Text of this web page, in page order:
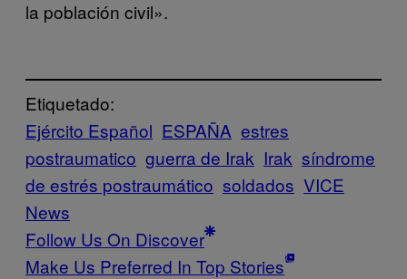
la población civil».
Etiquetado:
Ejército Español ESPAÑA estres
postraumatico guerra de Irak Irak síndrome
de estrés postraumático soldados VICE
News
Follow Us On Discover
Make Us Preferred In Top Stories